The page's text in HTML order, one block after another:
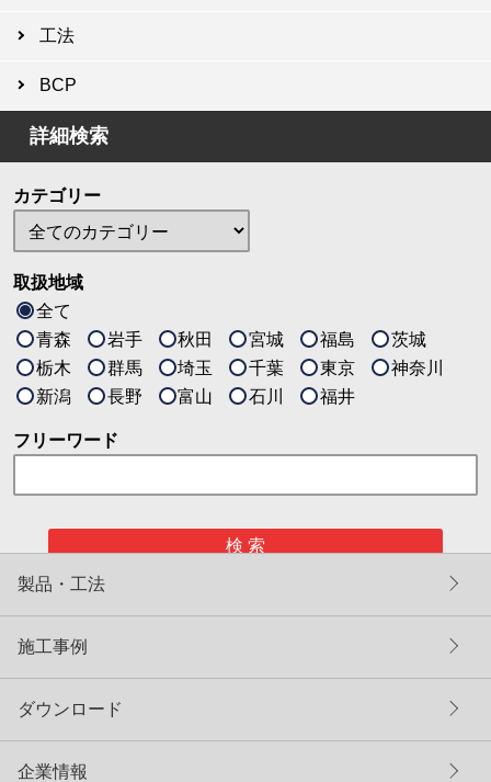
工法
BCP
詳細検索
カテゴリー
取扱地域
全て
青森
岩手 秋田 宮城 福島
茨城
栃木
群馬 埼玉 千葉 東京
神奈川
新潟
長野 富山 石川 福井
フリーワード
検 索
製品・工法
施工事例
ダウンロード
企業情報